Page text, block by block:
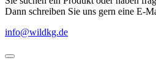
Dann schreiben Sie uns gern eine E-
info@wildkg.de